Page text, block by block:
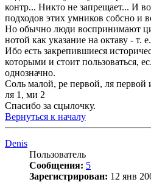
контр... Никто не запрещает... И
подходов этих умников собсно и
Но обычно люди воспринимают
нотой как указание на октаву - т.
Ибо есть закрепившиеся
которыми и стоит пользоваться,
однозначно.
Соль малой, ре первой, ля первой
ля 1, ми 2
Спасибо за сцылочку.
Вернуться к началу
Denis
Пользователь
Сообщения: 5
Зарегистрирован: 12 янв